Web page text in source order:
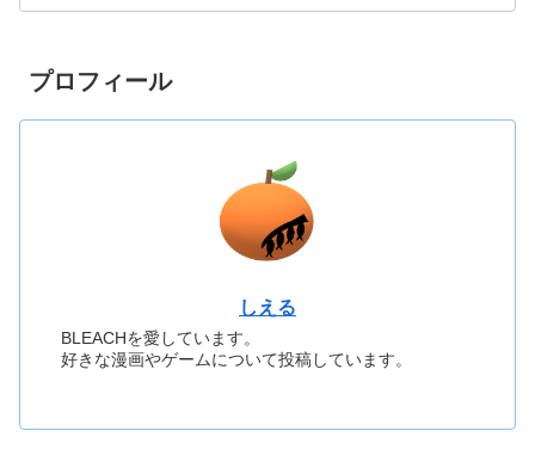
プロフィール
しえる
BLEACHを愛しています。
好きな漫画やゲームについて投稿しています。